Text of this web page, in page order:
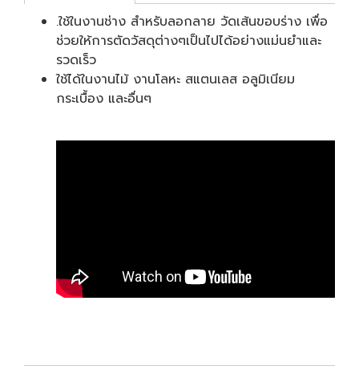
.ใช้ในงานช่าง สำหรับลอกลาย วัดเส้นขอบร่าง เพื่อ
ช่วยให้การตัดวัสดุต่างๆเป็นไปได้อย่างแม่นยำและ
รวดเร็ว
ใช้ได้ในงานไม้ งานโลหะ สแตนเลส อลูมิเนียม
กระเบื้อง และอื่นๆ